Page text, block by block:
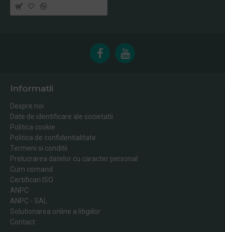
Informatii
Despre noi
Date de identificare ale societatii
Politica cookie
Politica de confidentialitate
Termeni si conditii
Prelucrarea datelor cu caracter personal
Cum comand
Certificari ISO
ANPC
ANPC - SAL
Solutionarea online a litigiilor
Contact